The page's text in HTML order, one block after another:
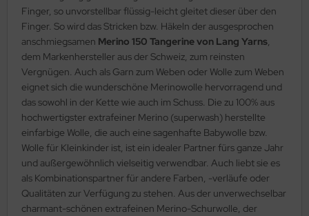
Finger, so unvorstellbar flüssig-leicht gleitet dieser über den
Finger. So wird das Stricken bzw. Häkeln der ausgesprochen
anschmiegsamen Merino 150 Tangerine von Lang Yarns,
dem Markenhersteller aus der Schweiz, zum reinsten
Vergnügen. Auch als Garn zum Weben oder Wolle zum Weben
eignet sich die wunderschöne Merinowolle hervorragend und
das sowohl in der Kette wie auch im Schuss. Die zu 100% aus
hochwertigster extrafeiner Merino (superwash) herstellte
einfarbige Wolle, die auch eine sagenhafte Babywolle bzw.
Wolle für Kleinkinder ist, ist ein idealer Partner fürs ganze Jahr
und außergewöhnlich vielseitig verwendbar. Auch liebt sie es
als Kombinationspartner für andere Farben, -verläufe oder
Qualitäten zur Verfügung zu stehen. Aus der unverwechselbar
charmant-schönen extrafeinen Merino-Schurwolle, der